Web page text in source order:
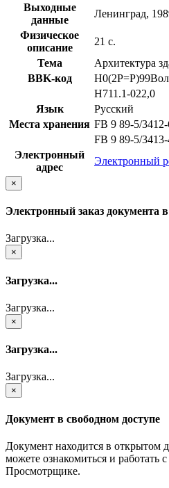
Выходные
данные
Ленинград,
Физическое
описание
21 с.
Тема
Архитектура
BBK-код
Н711.1-022,0
Язык
Русский
Места хранения FB 9 89-5/
FB 9 89-5/
Электронный
адрес
Электронный
×
Электронный заказ документа
Загрузка...
×
Загрузка...
Загрузка...
×
Загрузка...
Загрузка...
×
Документ в свободном доступе
Документ находится в открытом
можете ознакомиться и работать
Просмотрщике.